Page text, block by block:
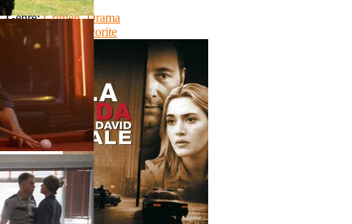
Genre:Crimen,Drama
Watch Movie
Favorite